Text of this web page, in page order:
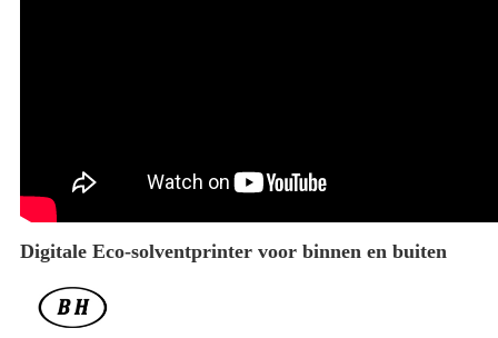
Digitale Eco-solventprinter voor binnen en buiten